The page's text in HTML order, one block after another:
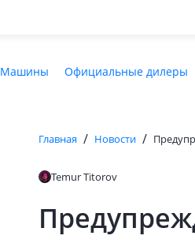
Машины Официальные дилеры
Главная / Новости /
Temur Titorov